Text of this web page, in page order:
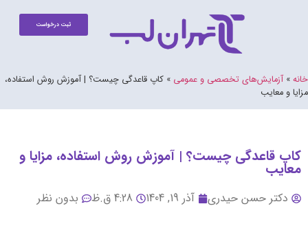
ثبت درخواست
خانه » آزمایش‌های تخصصی و عمومی » کاپ قاعدگی چیست؟ | آموزش روش استفاده،
مزایا و معایب
کاپ قاعدگی چیست؟ | آموزش روش استفاده، مزایا و
معایب
دکتر حسن حیدری آذر 19, 1404 4:28 ق.ظ بدون نظر